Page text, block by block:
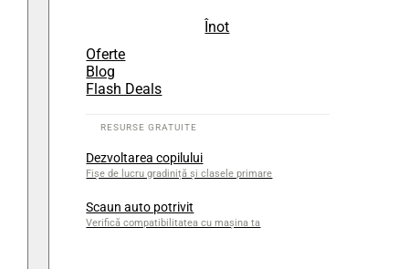
Înot
Oferte
Blog
Flash Deals
Dezvoltarea copilului
Fișe de lucru gradiniță și clasele primare
Scaun auto potrivit
Verifică compatibilitatea cu mașina ta